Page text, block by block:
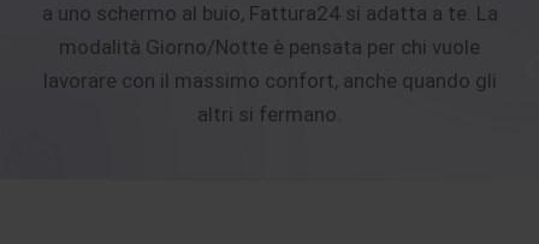
a uno schermo al buio, Fattura24 si adatta a te. La
modalità Giorno/Notte è pensata per chi vuole
lavorare con il massimo confort, anche quando gli
altri si fermano.